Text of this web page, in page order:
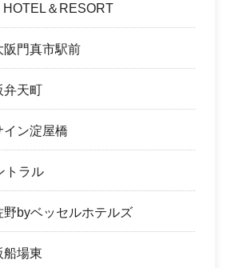
HOTEL＆RESORT
阪門真市駅前
弁天町
イン淀屋橋
トラル
野byベッセルホテルズ
船場東